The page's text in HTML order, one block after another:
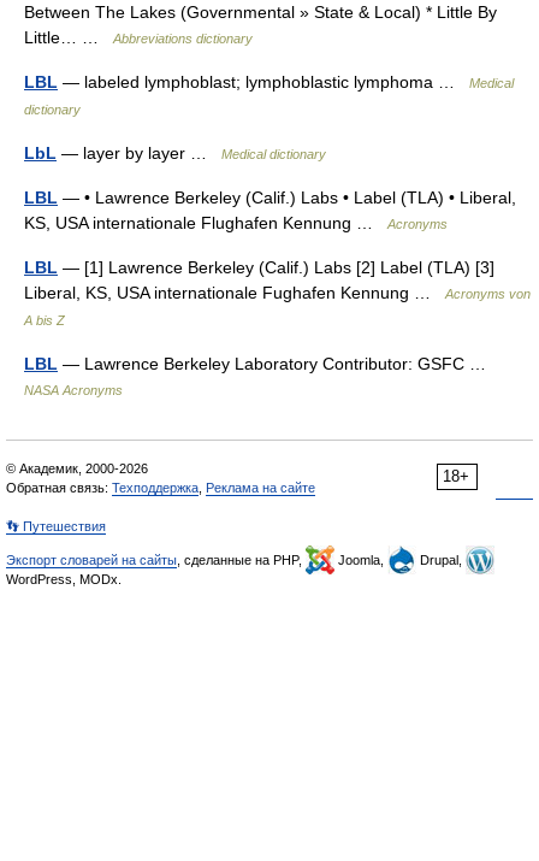
Between The Lakes (Governmental » State & Local) * Little By
Little… …
Abbreviations dictionary
LBL — labeled lymphoblast; lymphoblastic lymphoma …
Medical
dictionary
LbL — layer by layer … Medical dictionary
LBL — • Lawrence Berkeley (Calif.) Labs • Label (TLA) • Liberal,
KS, USA internationale Flughafen Kennung …
Acronyms
LBL — [1] Lawrence Berkeley (Calif.) Labs [2] Label (TLA) [3]
Liberal, KS, USA internationale Fughafen Kennung …
Acronyms von
A bis Z
LBL — Lawrence Berkeley Laboratory Contributor: GSFC …
NASA Acronyms
18+
© Академик, 2000-2026
Обратная связь: Техподдержка Реклама на сайте
👣 Путешествия
Экспорт словарей на сайты , сделанные на PHP, Joomla,
Drupal,
WordPress, MODx.